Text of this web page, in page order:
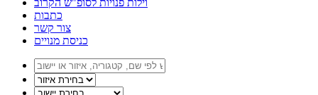
כתבות
צור קשר
כניסת מנויים